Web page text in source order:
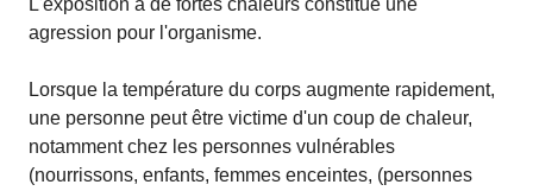
L'exposition à de fortes chaleurs constitue une
agression pour l'organisme.
Lorsque la température du corps augmente rapidement,
une personne peut être victime d'un coup de chaleur,
notamment chez les personnes vulnérables
(nourrissons, enfants, femmes enceintes, (personnes